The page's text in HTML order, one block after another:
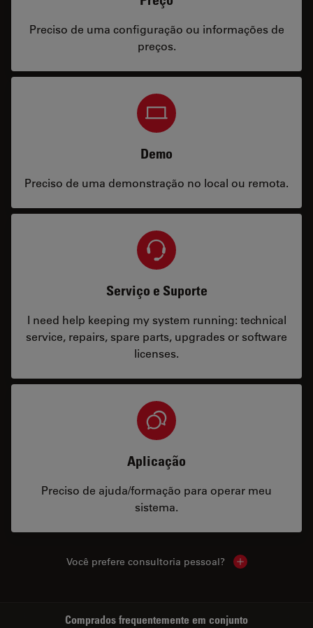
Preciso de uma configuração ou informações de
preços.
Demo
Preciso de uma demonstração no local ou remota.
Serviço e Suporte
I need help keeping my system running: technical
service, repairs, spare parts, upgrades or software
licenses.
Aplicação
Preciso de ajuda/formação para operar meu
sistema.
Você prefere consultoria pessoal? Show local
Comprados frequentemente em conjunto